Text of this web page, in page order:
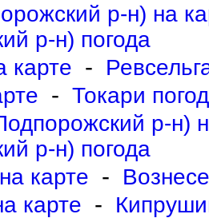
р-н) на
р-н) погода
карте -
- Токари
р-н)
р-н) погода
карте -
карте -